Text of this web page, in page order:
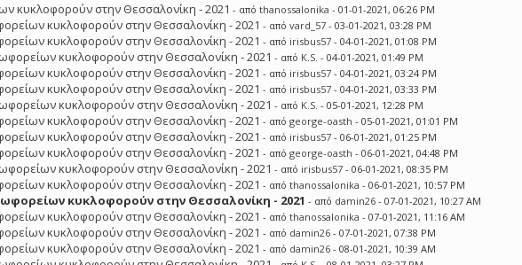
κυκλοφορούν στην Θεσσαλονίκη - 2021 - απόthanossalonika - 01-01-2021, 06:26 PM
κυκλοφορούν στην Θεσσαλονίκη - 2021 - απόvard_57 - 03-01-2021, 03:28 PM
κυκλοφορούν στην Θεσσαλονίκη - 2021 - από irisbus57 - 04-01-2021, 01:08 PM
κυκλοφορούν στην Θεσσαλονίκη - 2021 - από K.S. - 04-01-2021, 01:49 PM
κυκλοφορούν στην Θεσσαλονίκη - 2021 - από irisbus57 - 04-01-2021, 03:24 PM
κυκλοφορούν στην Θεσσαλονίκη - 2021 - από irisbus57 - 04-01-2021, 03:33 PM
κυκλοφορούν στην Θεσσαλονίκη - 2021 - από K.S. - 05-01-2021, 12:28 PM
κυκλοφορούν στην Θεσσαλονίκη - 2021 - απόgeorge-oasth - 05-01-2021, 01:01 PM
κυκλοφορούν στην Θεσσαλονίκη - 2021 - από irisbus57 - 06-01-2021, 01:25 PM
κυκλοφορούν στην Θεσσαλονίκη - 2021 - απόgeorge-oasth - 06-01-2021, 04:48 PM
κυκλοφορούν στην Θεσσαλονίκη - 2021 - από irisbus57 - 06-01-2021, 08:35 PM
κυκλοφορούν στην Θεσσαλονίκη - 2021 - απόthanossalonika - 06-01-2021, 10:57 PM
κυκλοφορούν στην Θεσσαλονίκη - 2021 - από damin26 - 07-01-2021, 10:27 AM
κυκλοφορούν στην Θεσσαλονίκη - 2021 - απόthanossalonika - 07-01-2021, 11:16 AM
κυκλοφορούν στην Θεσσαλονίκη - 2021 - από damin26 - 07-01-2021, 07:38 PM
κυκλοφορούν στην Θεσσαλονίκη - 2021 - από damin26 - 08-01-2021, 10:39 AM